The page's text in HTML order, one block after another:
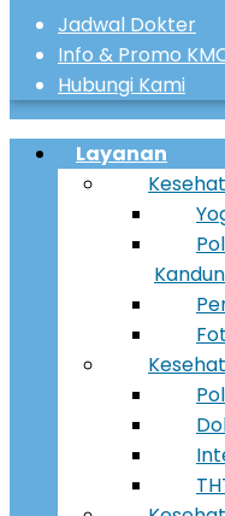
Jadwal Dokter
Info & Promo
Hubungi Kami
Menu
Layanan